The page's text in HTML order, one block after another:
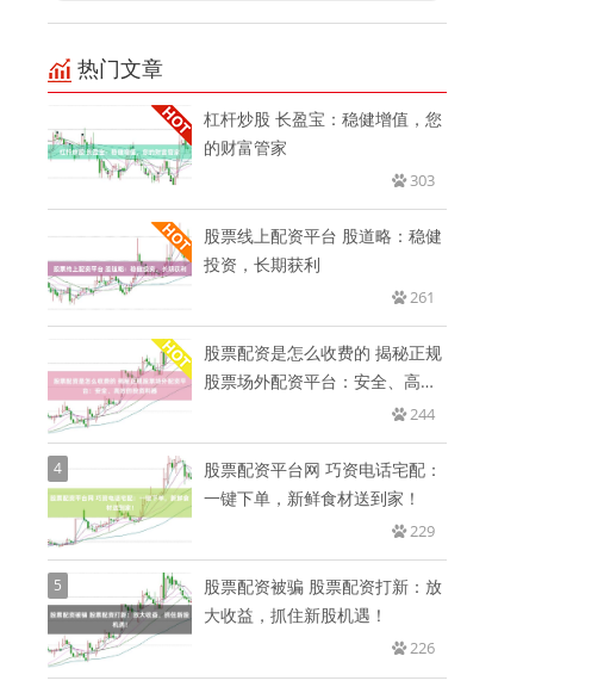
热门文章
杠杆炒股 长盈宝：稳健增值，您
的财富管家
303
股票线上配资平台 股道略：稳健
投资，长期获利
261
股票配资是怎么收费的 揭秘正规
股票场外配资平台：安全、高效
244
4
股票配资平台网 巧资电话宅配：
一键下单，新鲜食材送到家！
229
5
股票配资被骗 股票配资打新：放
大收益，抓住新股机遇！
226